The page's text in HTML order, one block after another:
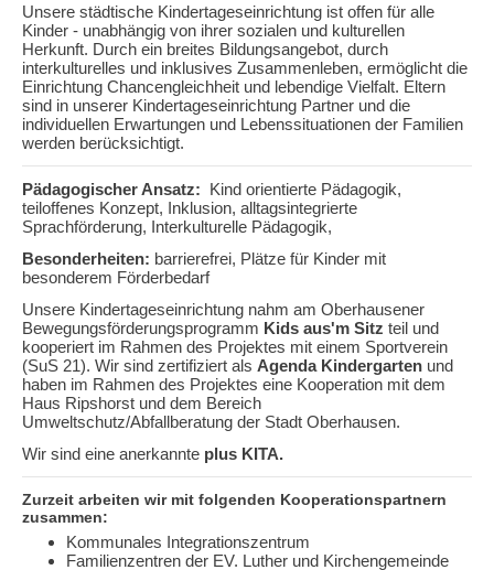
Unsere städtische Kindertageseinrichtung ist offen für alle
Kinder - unabhängig von ihrer sozialen und kulturellen
Herkunft. Durch ein breites Bildungsangebot, durch
interkulturelles und inklusives Zusammenleben, ermöglicht die
Einrichtung Chancengleichheit und lebendige Vielfalt. Eltern
sind in unserer Kindertageseinrichtung Partner und die
individuellen Erwartungen und Lebenssituationen der Familien
werden berücksichtigt.
Pädagogischer Ansatz: Kind orientierte Pädagogik,
teiloffenes Konzept, Inklusion, alltagsintegrierte
Sprachförderung, Interkulturelle Pädagogik,
Besonderheiten: barrierefrei, Plätze für Kinder mit
besonderem Förderbedarf
Unsere Kindertageseinrichtung nahm am Oberhausener
Bewegungsförderungsprogramm Kids aus'm Sitz teil und
kooperiert im Rahmen des Projektes mit einem Sportverein
(SuS 21). Wir sind zertifiziert als Agenda Kindergarten und
haben im Rahmen des Projektes eine Kooperation mit dem
Haus Ripshorst und dem Bereich
Umweltschutz/Abfallberatung der Stadt Oberhausen.
Wir sind eine anerkannte plus KITA.
Zurzeit arbeiten wir mit folgenden Kooperationspartnern
zusammen:
Kommunales Integrationszentrum
Familienzentren der EV. Luther und Kirchengemeinde